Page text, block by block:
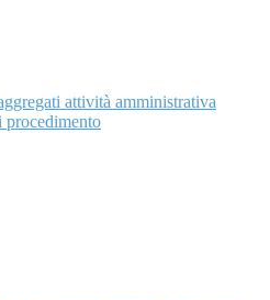
attività amministrativa